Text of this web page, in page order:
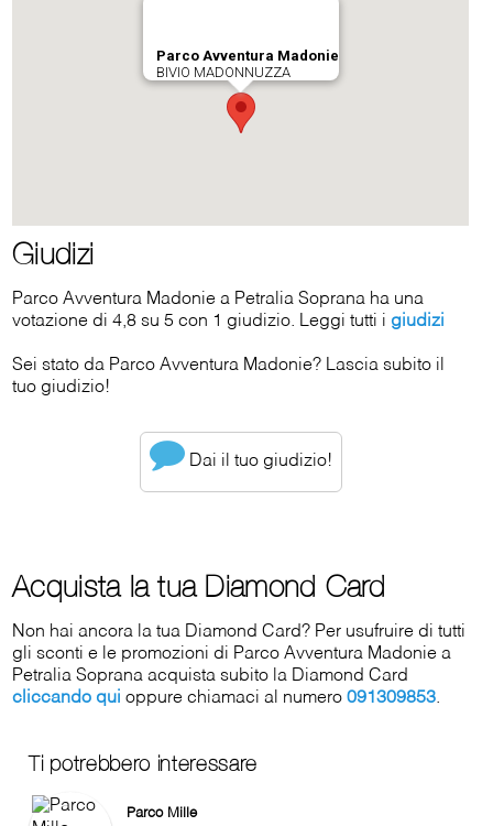
Giudizi
Parco Avventura Madonie a Petralia Soprana ha una
votazione di 4,8 su 5 con 1 giudizio. Leggi tutti i giudizi
Sei stato da Parco Avventura Madonie? Lascia subito il
tuo giudizio!
Dai il tuo giudizio!
Acquista la tua Diamond Card
Non hai ancora la tua Diamond Card? Per usufruire di tutti
gli sconti e le promozioni di Parco Avventura Madonie a
Petralia Soprana acquista subito la Diamond Card
cliccando qui oppure chiamaci al numero091309853.
Ti potrebbero interessare
Parco Mille